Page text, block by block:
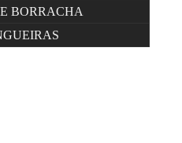
BORRACHA